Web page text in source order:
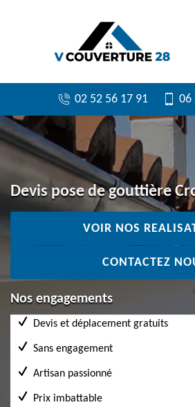
02 52 56 17 91 06
Devis pose de gouttière
VOIR NOS
CONTACTEZ
Nos engagements
Devis et déplacement gratuits
Sans engagement
Artisan passionné
Prix imbattable